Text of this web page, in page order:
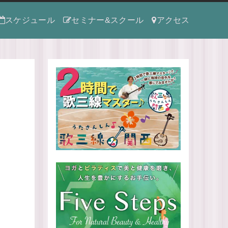
スケジュール セミナー&スクール アクセス